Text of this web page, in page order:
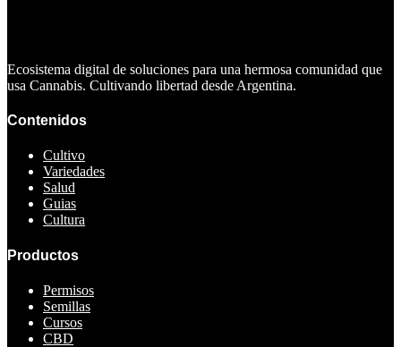
Ecosistema digital de soluciones para una hermosa comunidad que
usa Cannabis. Cultivando libertad desde Argentina.
Contenidos
Cultivo
Variedades
Salud
Guias
Cultura
Productos
Permisos
Semillas
Cursos
CBD